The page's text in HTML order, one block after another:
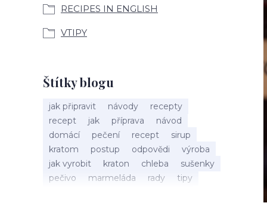
RECIPES IN ENGLISH
VTIPY
Štítky blogu
jak připravit návody
recepty
recept
jak příprava
návod
domácí
pečení recept
sirup
kratom
postup odpovědi
výroba
jak vyrobit
kraton chleba
sušenky
pečivo
marmeláda rady
tipy